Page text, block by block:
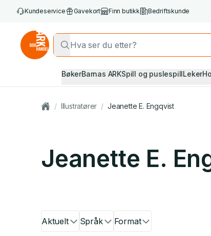
Kundeservice Gavekort Finn butikk Bedriftskunde
BøkerBarnas ARKSpill og puslespillLeker
/ Illustratører / Jeanette E. Engqvist
Jeanette E.
Aktuelt Språk Format